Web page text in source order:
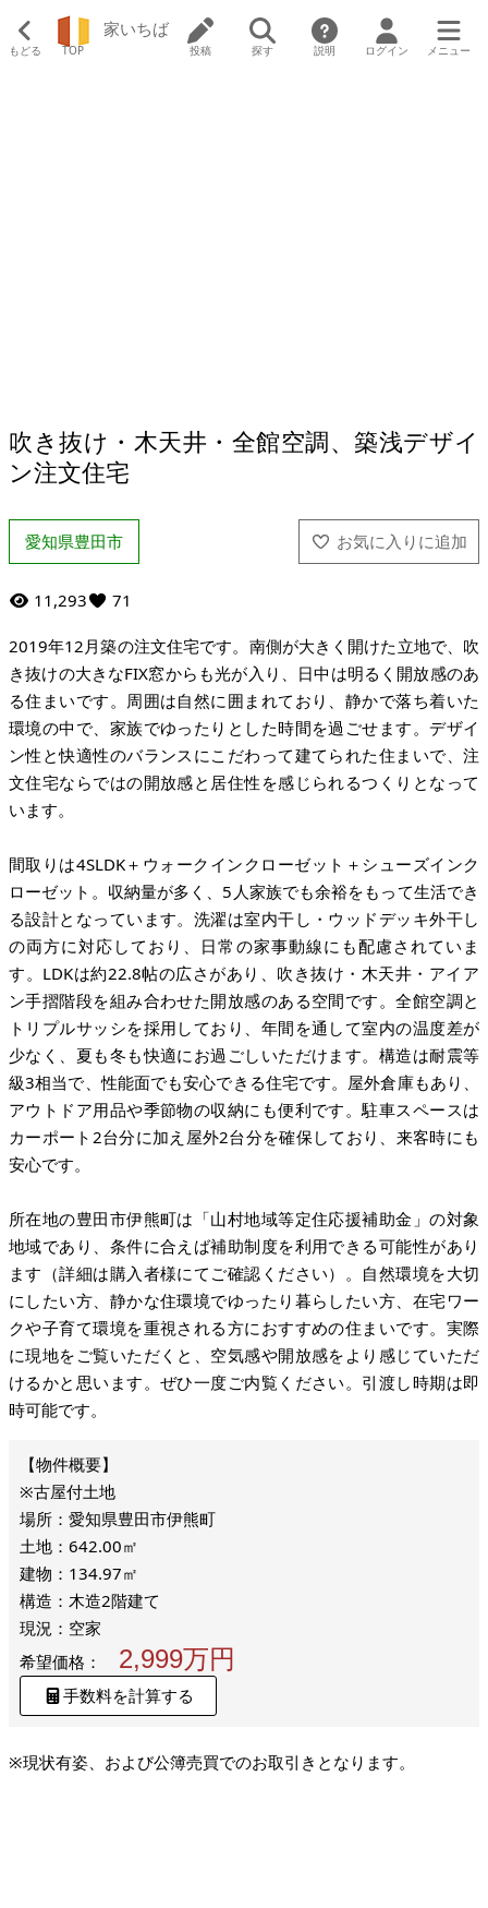
もどる TOP
家いちば
投稿 探す 説明 ログイン メニュー
吹き抜け・木天井・全館空調、築浅デザイ
ン注文住宅
愛知県豊田市
11,293 71
2019年12月築の注文住宅です。南側が大きく開けた立地で、吹
き抜けの大きなFIX窓からも光が入り、日中は明るく開放感のあ
る住まいです。周囲は自然に囲まれており、静かで落ち着いた
環境の中で、家族でゆったりとした時間を過ごせます。デザイ
ン性と快適性のバランスにこだわって建てられた住まいで、注
文住宅ならではの開放感と居住性を感じられるつくりとなって
います。
間取りは4SLDK＋ウォークインクローゼット＋シューズインク
ローゼット。収納量が多く、5人家族でも余裕をもって生活でき
る設計となっています。洗濯は室内干し・ウッドデッキ外干し
の両方に対応しており、日常の家事動線にも配慮されていま
す。LDKは約22.8帖の広さがあり、吹き抜け・木天井・アイア
ン手摺階段を組み合わせた開放感のある空間です。全館空調と
トリプルサッシを採用しており、年間を通して室内の温度差が
少なく、夏も冬も快適にお過ごしいただけます。構造は耐震等
級3相当で、性能面でも安心できる住宅です。屋外倉庫もあり、
アウトドア用品や季節物の収納にも便利です。駐車スペースは
カーポート2台分に加え屋外2台分を確保しており、来客時にも
安心です。
所在地の豊田市伊熊町は「山村地域等定住応援補助金」の対象
地域であり、条件に合えば補助制度を利用できる可能性があり
ます（詳細は購入者様にてご確認ください）。自然環境を大切
にしたい方、静かな住環境でゆったり暮らしたい方、在宅ワー
クや子育て環境を重視される方におすすめの住まいです。実際
に現地をご覧いただくと、空気感や開放感をより感じていただ
けるかと思います。ぜひ一度ご内覧ください。引渡し時期は即
時可能です。
※古屋付土地
場所：愛知県豊田市伊熊町
土地：642.00㎡
建物：134.97㎡
構造：木造2階建て
現況：空家
希望価格：
2,999万円
手数料を計算する
※現状有姿、および公簿売買でのお取引きとなります。